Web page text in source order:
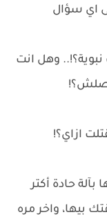
اي سؤال
نبوية؟!.. وهل انت
ازاي؟!
حادة أكتر
بيها، واخر مره